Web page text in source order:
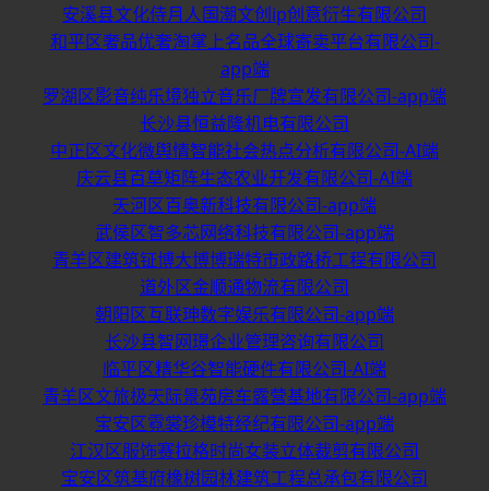
安溪县文化侍月人国潮文创ip创意衍生有限公司
和平区奢品优奢淘掌上名品全球寄卖平台有限公司-
app端
罗湖区影音纯乐境独立音乐厂牌宣发有限公司-app端
长沙县恒益隆机电有限公司
中正区文化微舆情智能社会热点分析有限公司-AI端
庆云县百草矩阵生态农业开发有限公司-AI端
天河区百奥新科技有限公司-app端
武侯区智多芯网络科技有限公司-app端
青羊区建筑钲博大博博瑞特市政路桥工程有限公司
道外区金顺通物流有限公司
朝阳区互联珅数字娱乐有限公司-app端
长沙县智网璟企业管理咨询有限公司
临平区精华谷智能硬件有限公司-AI端
青羊区文旅极天际景苑房车露营基地有限公司-app端
宝安区霓裳珍模特经纪有限公司-app端
江汉区服饰赛拉格时尚女装立体裁剪有限公司
宝安区筑基府橡树园林建筑工程总承包有限公司